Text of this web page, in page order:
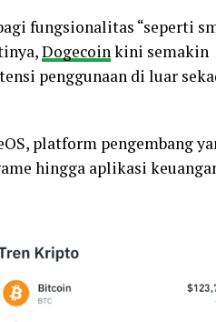
fungsionalitas “seperti
Dogecoinkini semakin
penggunaan di luar
platform pengembang
hingga aplikasi